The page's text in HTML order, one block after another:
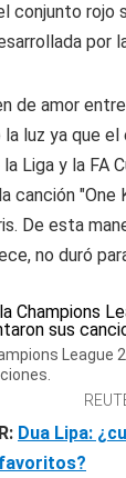
conjunto rojo
por
de amor
la luz ya que
Liga y la FA
canción "One
De esta
no duró
League
Dua Lipa: